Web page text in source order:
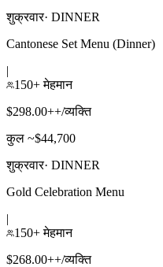
शुक्रवार· DINNER
Cantonese Set Menu (Dinner)
|
150+ मेहमान
$298.00++/व्यक्ति
कुल ~$44,700
शुक्रवार· DINNER
Gold Celebration Menu
|
150+ मेहमान
$268.00++/व्यक्ति